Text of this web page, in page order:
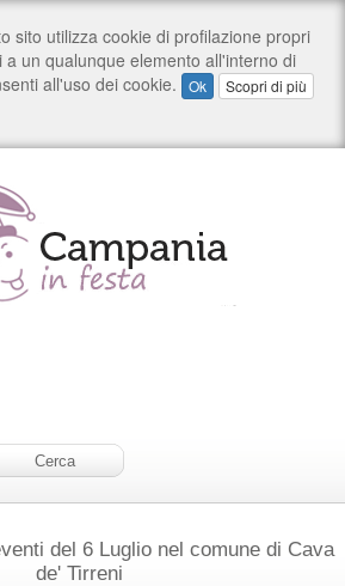
del 6 Luglio nel comune di Cava
de' Tirreni